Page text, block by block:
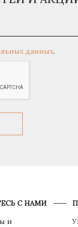
данных.
С НАМИ
и